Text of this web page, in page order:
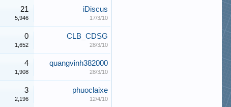
21
5,946
iDiscus
17/3/10
0
1,652
CLB_CDSG
28/3/10
4
1,908
quangvinh382000
28/3/10
3
2,196
phuoclaixe
12/4/10